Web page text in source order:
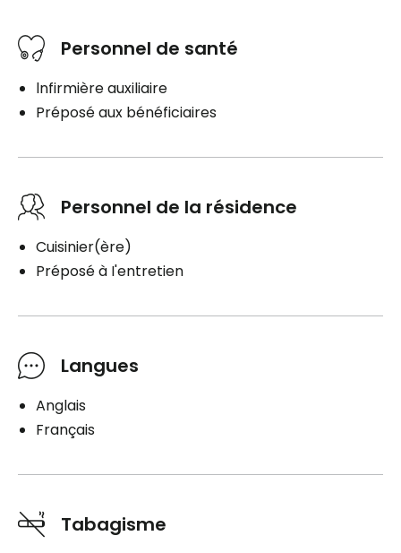
Personnel de santé
lnfirmière auxiliaire
Préposé aux bénéficiaires
Personnel de la résidence
Cuisinier(ère)
Préposé à I'entretien
Langues
Anglais
Français
Tabagisme